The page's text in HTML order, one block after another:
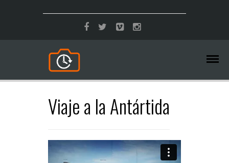
Viaje a la Antártida